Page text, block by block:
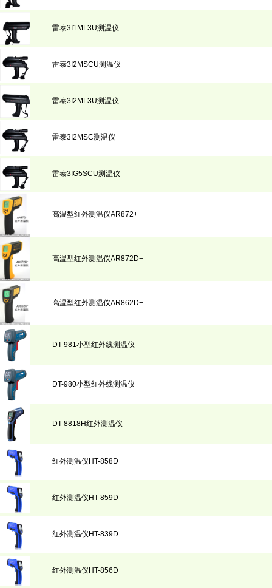
雷泰3I1ML3U测温仪
雷泰3I2MSCU测温仪
雷泰3I2ML3U测温仪
雷泰3I2MSC测温仪
雷泰3IG5SCU测温仪
高温型红外测温仪AR872+
高温型红外测温仪AR872D+
高温型红外测温仪AR862D+
DT-981小型红外线测温仪
DT-980小型红外线测温仪
DT-8818H红外测温仪
红外测温仪HT-858D
红外测温仪HT-859D
红外测温仪HT-839D
红外测温仪HT-856D